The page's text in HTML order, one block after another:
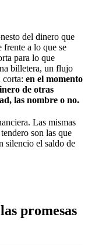
del dinero que
frente a lo que se
para lo que
billetera, un flujo
corta: en el momento
de otras
las nombre o no.
Las mismas
son las que
silencio el saldo de
promesas